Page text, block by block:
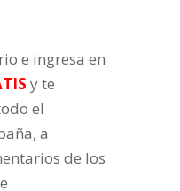
e ingresa en
y te
el
a
de los